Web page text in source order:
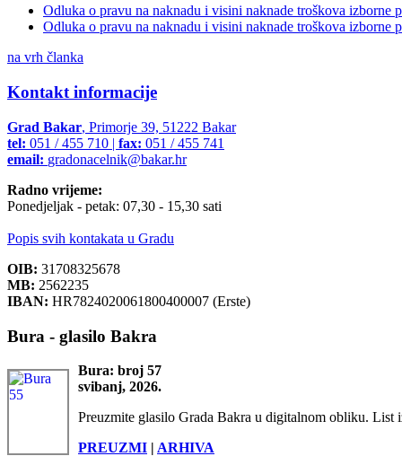
Odluka o pravu na naknadu i visini naknade troškova izborne
Odluka o pravu na naknadu i visini naknade troškova izborne
na vrh članka
Kontakt informacije
Grad Bakar, Primorje 39, 51222 Bakar
tel: 051 / 455 710 | fax: 051 / 455 741
email: gradonacelnik@bakar.hr
Radno vrijeme:
Ponedjeljak - petak: 07,30 - 15,30 sati
Popis svih kontakata u Gradu
OIB: 31708325678
MB: 2562235
IBAN: HR7824020061800400007 (Erste)
Bura - glasilo Bakra
Bura: broj 57
svibanj, 2026.
Preuzmite glasilo Grada Bakra u digitalnom obliku. List
PREUZMI | ARHIVA